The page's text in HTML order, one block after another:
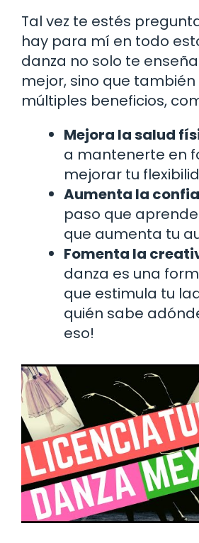
Tal vez te estés
hay para mí en todo
danza no solo te
mejor, sino que
múltiples beneficios,
Mejora la salud
a mantenerte en
mejorar tu
Aumenta la
paso que
que aumenta tu
Fomenta la
danza es una
que estimula tu
quién sabe
eso!